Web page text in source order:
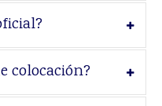
colocación?